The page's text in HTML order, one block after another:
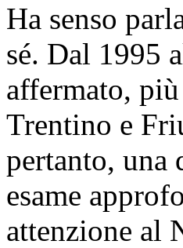
Ha senso
sé. Dal 1995
affermato,
Trentino e
pertanto, una
esame
attenzione al